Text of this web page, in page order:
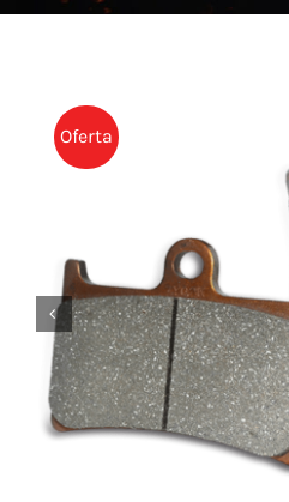
NOTICIAS
TIENDAOferta
